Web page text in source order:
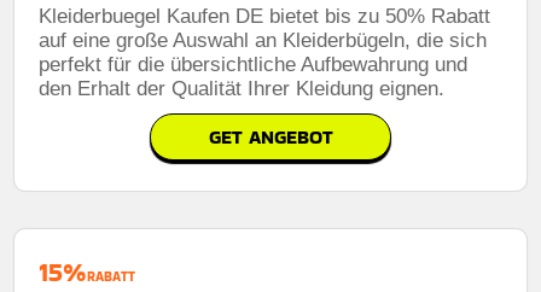
Kleiderbuegel Kaufen DE bietet bis zu 50% Rabatt
auf eine große Auswahl an Kleiderbügeln, die sich
perfekt für die übersichtliche Aufbewahrung und
den Erhalt der Qualität Ihrer Kleidung eignen.
GET ANGEBOT
15%RABATT